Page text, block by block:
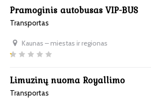
Pramoginis autobusas VIP-BUS
Transportas
Kaunas – miestas ir regionas
Limuzinų nuoma Royallimo
Transportas